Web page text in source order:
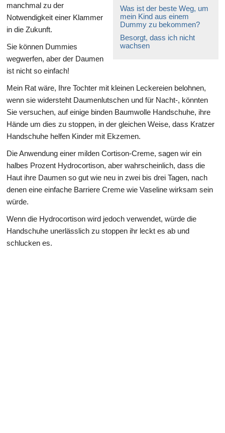
Was ist der beste Weg, um
mein Kind aus einem
Dummy zu bekommen?
Besorgt, dass ich nicht
wachsen
manchmal zu der
Notwendigkeit einer Klammer
in die Zukunft.
Sie können Dummies
wegwerfen, aber der Daumen
ist nicht so einfach!
Mein Rat wäre, Ihre Tochter mit kleinen Leckereien belohnen,
wenn sie widersteht Daumenlutschen und für Nacht-, könnten
Sie versuchen, auf einige binden Baumwolle Handschuhe, ihre
Hände um dies zu stoppen, in der gleichen Weise, dass Kratzer
Handschuhe helfen Kinder mit Ekzemen.
Die Anwendung einer milden Cortison-Creme, sagen wir ein
halbes Prozent Hydrocortison, aber wahrscheinlich, dass die
Haut ihre Daumen so gut wie neu in zwei bis drei Tagen, nach
denen eine einfache Barriere Creme wie Vaseline wirksam sein
würde.
Wenn die Hydrocortison wird jedoch verwendet, würde die
Handschuhe unerlässlich zu stoppen ihr leckt es ab und
schlucken es.